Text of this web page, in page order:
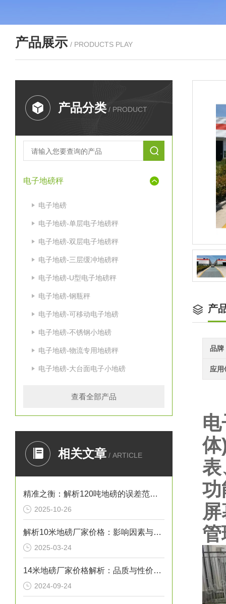
产品展示 / PRODUCTS PLAY
产品分类 / PRODUCT
电子地磅秤
电子地磅
电子地磅-单层电子地磅秤
电子地磅-双层电子地磅秤
电子地磅-三层缓冲地磅秤
电子地磅-U型电子地磅秤
电子地磅-钢瓶秤
电子地磅-可移动电子地磅
电子地磅-不锈钢小地磅
电子地磅-物流专用地磅秤
电子地磅-大台面电子小地磅
查看全部产品
相关文章 / ARTICLE
精准之衡：解析120吨地磅的误差范围与管理实践
2025-10-26
解析10米地磅厂家价格：影响因素与市场行情
2025-03-24
14米地磅厂家价格解析：品质与性价比的考量
2024-09-24
产
品牌
应用
体
表
功
管